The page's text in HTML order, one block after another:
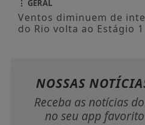
GERAL
Ventos diminuem de
do Rio volta ao Estágio 1
NOSSAS
Receba as notícias
no seu app